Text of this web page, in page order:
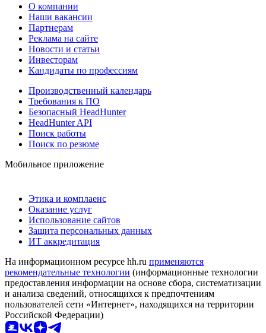
О компании
Наши вакансии
Партнерам
Реклама на сайте
Новости и статьи
Инвесторам
Кандидаты по профессиям
Производственный календарь
Требования к ПО
Безопасный HeadHunter
HeadHunter API
Поиск работы
Поиск по резюме
Мобильное приложение
Этика и комплаенс
Оказание услуг
Использование сайтов
Защита персональных данных
ИТ аккредитация
На информационном ресурсе hh.ru применяются
рекомендательные технологии (информационные технологии
предоставления информации на основе сбора, систематизации
и анализа сведений, относящихся к предпочтениям
пользователей сети «Интернет», находящихся на территории
Российской Федерации)